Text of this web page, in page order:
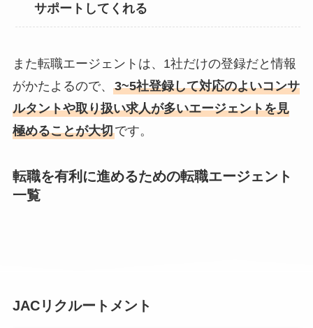
サポートしてくれる
また転職エージェントは、1社だけの登録だと情報
がかたよるので、 3~5社登録して対応のよいコンサ
ルタントや取り扱い求人が多いエージェントを見
極めることが大切です。
転職を有利に進めるための転職エージェント
一覧
JACリクルートメント